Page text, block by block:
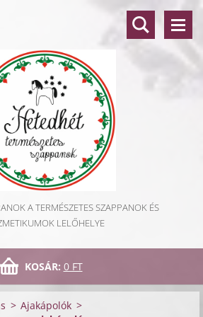
A TERMÉSZETES SZAPPANOK ÉS
LELŐHELYE
KOSÁR: 0 FT
> Ajakápolók >